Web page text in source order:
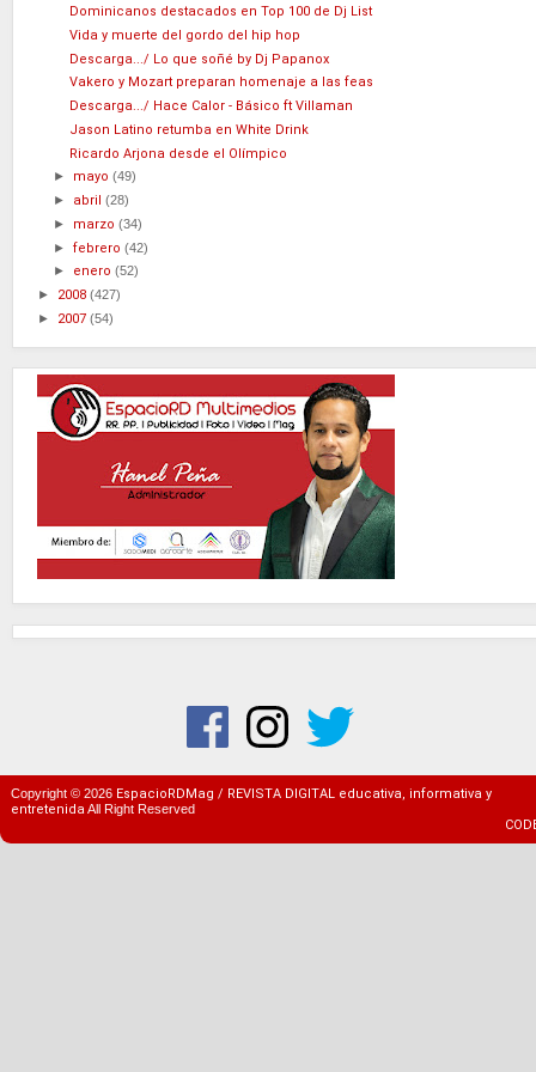
Dominicanos destacados en Top 100 de Dj List
Vida y muerte del gordo del hip hop
Descarga.../ Lo que soñé by Dj Papanox
Vakero y Mozart preparan homenaje a las feas
Descarga.../ Hace Calor - Básico ft Villaman
Jason Latino retumba en White Drink
Ricardo Arjona desde el Olímpico
► mayo(49)
► abril(28)
► marzo(34)
►febrero(42)
► enero(52)
► 2008 (427)
► 2007 (54)
Copyright © 2026 EspacioRDMag / REVISTA DIGITAL educativa, informativa y
entretenidaAll Right Reserved